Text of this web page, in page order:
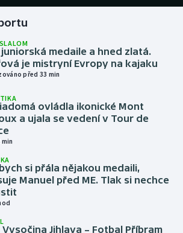
juniorská medaile a hned zlatá.
je mistryní Evropy na kajaku
před 33 min
ovládla ikonické Mont
a ujala se vedení v Tour de
si přála nějakou medaili,
Manuel před ME. Tlak si nechce
Vysočina Jihlava – Fotbal Příbram